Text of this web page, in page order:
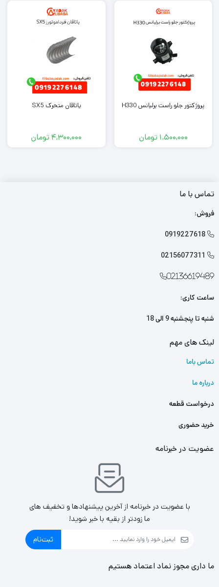
کارشناسان فروش ما تماس بگیرید.
پروژکتور جلو راست برلیانس H330
1,500,000 تومان
یاتاقان متحرک SX5
4,300,000 تومان
تماس با ما
فروش:

0919227618

02156077311
02136619489
ساعت کاری:
شنبه تا پنجشنبه 9 الی 18
لینک های مهم
تماس باما
درباره ما
درخواست قطعه
خرید حضوری
عضویت در خبرنامه
با عضویت در خبرنامه از آخرین پیشنهادها و تخفیف های
ما زودتر از بقیه با خبر شوید!
ثبت‌نام
ما داری مجوز نماد اعتماد هستیم